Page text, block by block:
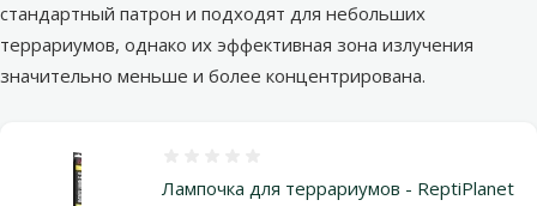
стандартный патрон и подходят для небольших
террариумов, однако их эффективная зона излучения
значительно меньше и более концентрирована.
Лампочка для террариумов - ReptiPlanet